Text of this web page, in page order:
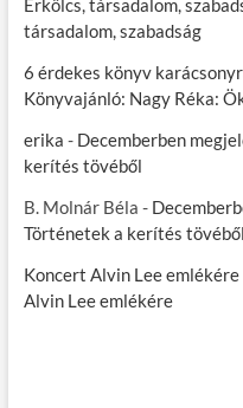
Erkölcs, társadalom,
társadalom, szabadság
6 érdekes könyv
Könyvajánló: Nagy Réka:
erika - Decemberben
kerítés tövéből
B. Molnár Béla -
Történetek a kerítés tövéből
Koncert Alvin Lee emlékére
Alvin Lee emlékére